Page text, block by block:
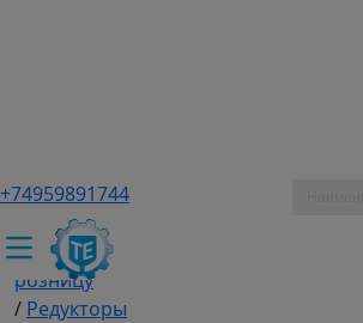
+74959891744
ТЕХЭКСПЕРТ российский
преобразователи, насосы, и
/Промышленное оборудование
розницу
/ Редукторы